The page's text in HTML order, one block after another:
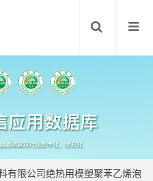
有限公司绝热用模塑聚苯乙烯泡